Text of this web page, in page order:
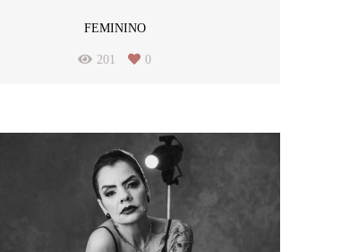
FEMININO
201 0